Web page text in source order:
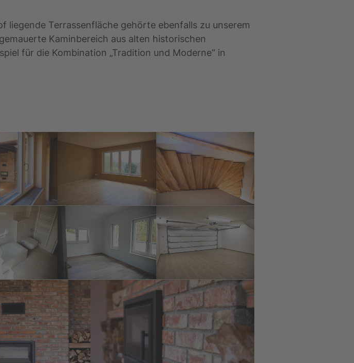
liegende Terrassenfläche gehörte ebenfalls zu unserem
Kaminbereich aus alten historischen
für die Kombination „Tradition und Moderne“ in